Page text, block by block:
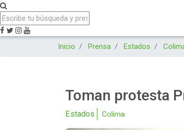
Inicio Prensa Estados
Toman protesta
Estados Colima